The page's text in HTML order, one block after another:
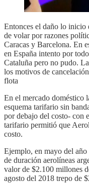
Entonces el daño lo inicio
de volar por razones
Caracas y Barcelona. En
en España intento por
Cataluña pero no pudo.
los motivos de
flota
En el mercado doméstico
esquema tarifario sin
por debajo del costo- con
tarifario permitió que
costo.
Ejemplo, en mayo del año
de duración aerolíneas
valor de $2.100 millones
agosto del 2018 trepo de